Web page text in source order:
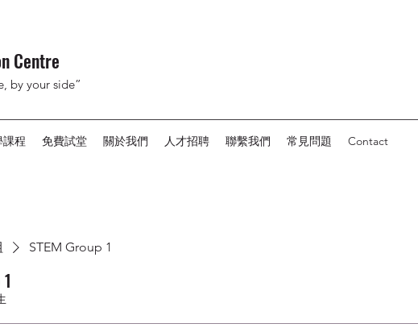
Centre
by your side”
課程 免費試堂 關於我們 人才招聘 聯繫我們 常見問題 Contact
STEM Group 1